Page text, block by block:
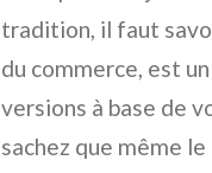
tradition, il faut
du commerce, est
versions à base de
sachez que même